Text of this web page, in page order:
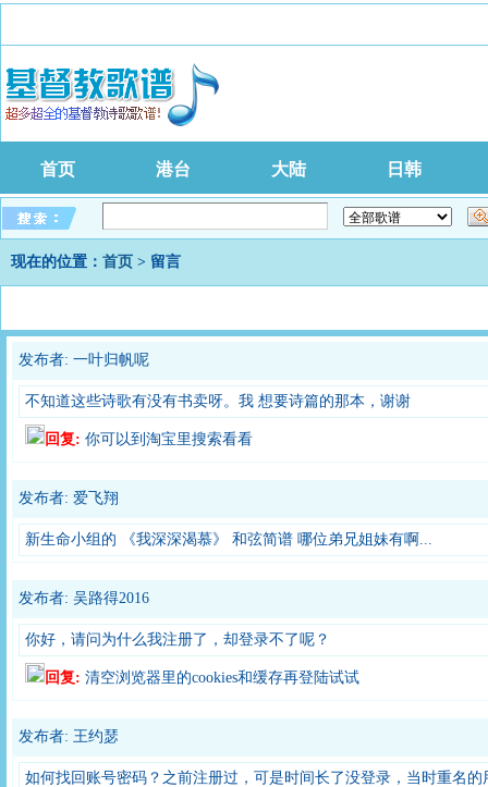
首页 港台 大陆 日韩
现在的位置： 首页 > 留言
发布者: 一叶归帆呢
不知道这些诗歌有没有书卖呀。我 想要诗篇的那本，谢谢
回复: 你可以到淘宝里搜索看看
发布者: 爱飞翔
新生命小组的 《我深深渴慕》 和弦简谱 哪位弟兄姐妹有啊...
发布者: 吴路得2016
你好，请问为什么我注册了，却登录不了呢？
回复: 清空浏览器里的cookies和缓存再登陆试试
发布者: 王约瑟
如何找回账号密码？之前注册过，可是时间长了没登录，当时重名